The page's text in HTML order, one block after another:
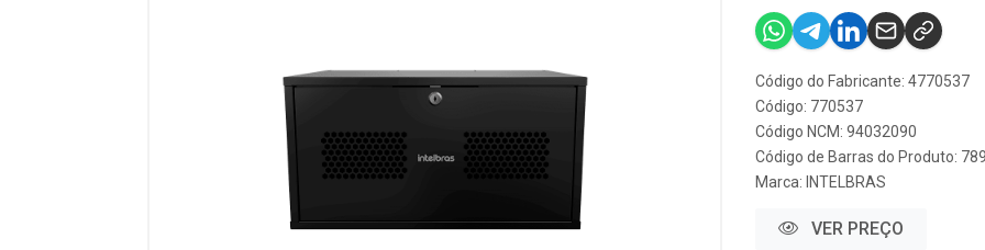
Código do Fabricante: 4770537
Código: 770537
Código NCM: 94032090
Código de Barras do Produto:
Marca: INTELBRAS
VER PREÇO